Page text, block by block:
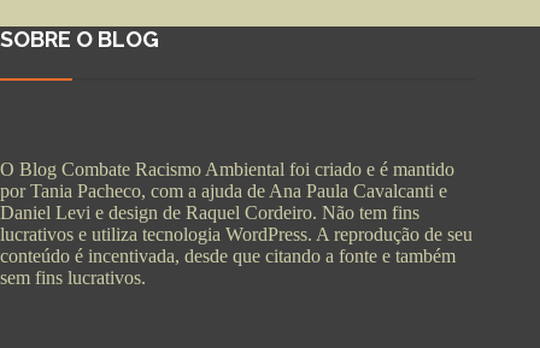
SOBRE O BLOG
O Blog Combate Racismo Ambiental foi criado e é mantido
por Tania Pacheco, com a ajuda de Ana Paula Cavalcanti e
Daniel Levi e design de Raquel Cordeiro. Não tem fins
lucrativos e utiliza tecnologia WordPress. A reprodução de seu
conteúdo é incentivada, desde que citando a fonte e também
sem fins lucrativos.